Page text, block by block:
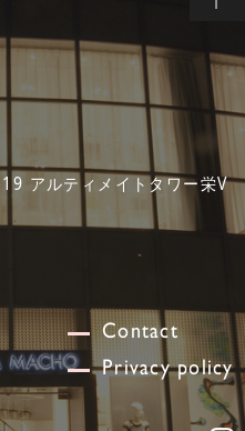
アルティメイトタワー栄V
Contact
Privacy policy